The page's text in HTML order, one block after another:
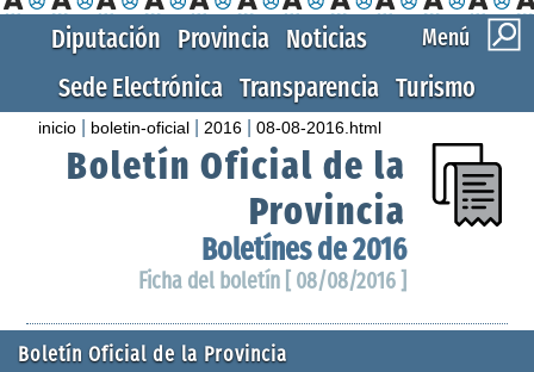
Menú
Diputación Provincia Noticias
Sede Electrónica Transparencia Turismo
inicio boletin-oficial 2016 |08-08-2016.html
Boletín Oficial de la
Provincia
Boletínes de 2016
Ficha del boletín [ 08/08/2016 ]
Boletín Oficial de la Provincia